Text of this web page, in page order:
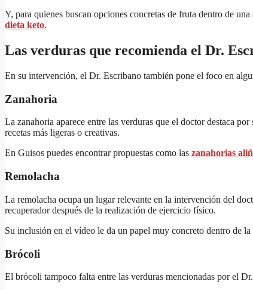
Y, para quienes buscan opciones concretas de fruta dentro de
dieta keto.
Las verduras que recomienda el Dr.
En su intervención, el Dr. Escribano también pone el foco en
Zanahoria
La zanahoria aparece entre las verduras que el doctor destaca
recetas más ligeras o creativas.
En Guisos puedes encontrar propuestas como las zanahorias
Remolacha
La remolacha ocupa un lugar relevante en la intervención del
recuperador después de la realización de ejercicio físico.
Su inclusión en el vídeo le da un papel muy concreto dentro de
Brócoli
El brócoli tampoco falta entre las verduras mencionadas por el